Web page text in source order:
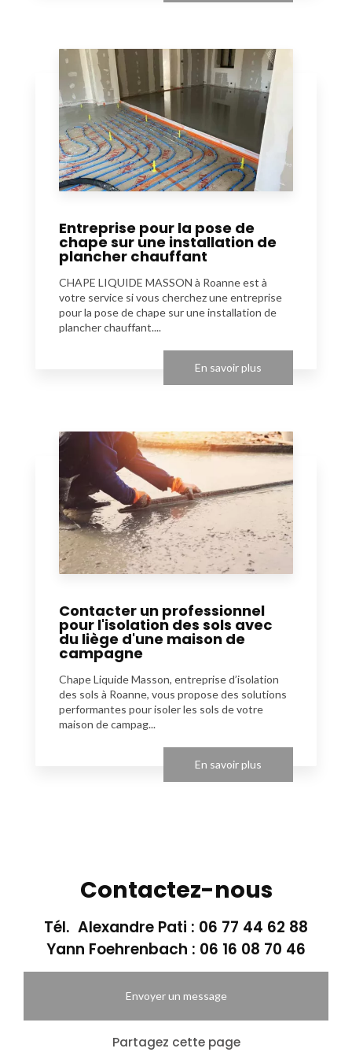
Entreprise pour la pose de
chape sur une installation de
plancher chauffant
CHAPE LIQUIDE MASSON à Roanne est à
votre service si vous cherchez une entreprise
pour la pose de chape sur une installation de
plancher chauffant....
En savoir plus
Contacter un professionnel
pour l'isolation des sols avec
du liège d'une maison de
campagne
Chape Liquide Masson, entreprise d’isolation
des sols à Roanne, vous propose des solutions
performantes pour isoler les sols de votre
maison de campag...
En savoir plus
Contactez-nous
Tél. Alexandre Pati : 06 77 44 62 88
Yann Foehrenbach : 06 16 08 70 46
Envoyer un message
Partagez cette page